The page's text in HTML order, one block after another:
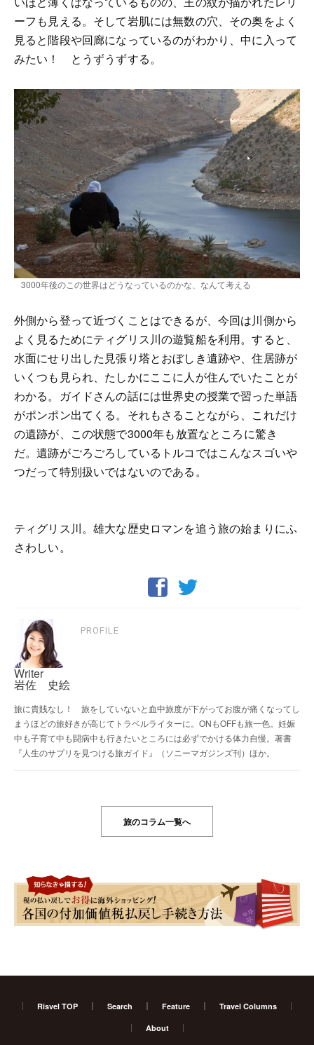
ーフも見える。そして岩肌には無数の穴、その奥をよく
見ると階段や回廊になっているのがわかり、中に入って
みたい！ とうずうずする。
3000年後のこの世界はどうなっているのかな、なんて考える
外側から登って近づくことはできるが、今回は川側から
よく見るためにティグリス川の遊覧船を利用。すると、
水面にせり出した見張り塔とおぼしき遺跡や、住居跡が
いくつも見られ、たしかにここに人が住んでいたことが
わかる。ガイドさんの話には世界史の授業で習った単語
がポンポン出てくる。それもさることながら、これだけ
の遺跡が、この状態で3000年も放置なところに驚き
だ。遺跡がごろごろしているトルコではこんなスゴいや
つだって特別扱いではないのである。
ティグリス川。雄大な歴史ロマンを追う旅の始まりにふ
さわしい。
PROFILE
Writer
岩佐 史絵
旅に貴賎なし！ 旅をしていないと血中旅度が下がってお腹が痛くなってし
まうほどの旅好きが高じてトラベルライターに。ONもOFFも旅一色。妊娠
中も子育て中も闘病中も行きたいところには必ずでかける体力自慢。著書
『人生のサプリを見つける旅ガイド』（ソニーマガジンズ刊）ほか。
旅のコラム一覧へ
Risvel TOP Search Feature Travel Columns
About